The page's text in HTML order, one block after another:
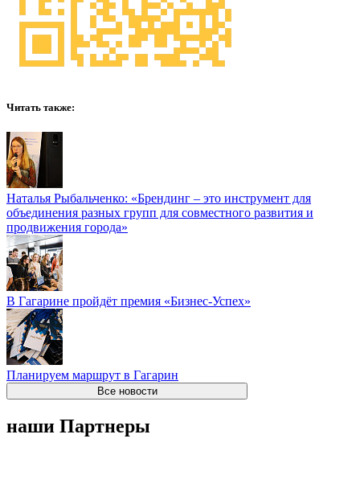
Читать также:
Наталья Рыбальченко: «Брендинг – это инструмент для
объединения разных групп для совместного развития и
продвижения города»
В Гагарине пройдёт премия «Бизнес-Успех»
Планируем маршрут в Гагарин
Все новости
наши Партнеры